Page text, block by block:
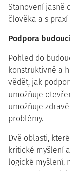
Stanovení jasně
člověka a s
Podpora
Pohled do
konstruktivně a
vědět, jak
umožňuje
umožňuje
problémy.
Dvě oblasti,
kritické myšlení
logické myšlení,